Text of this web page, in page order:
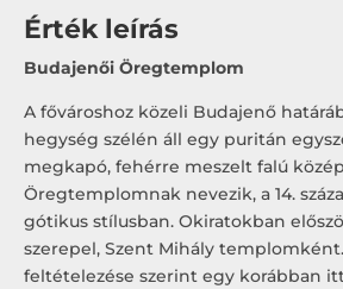
Érték leírás
Budajenői Öregtemplom
A fővároshoz közeli Budajenő
hegység szélén áll egy puritán
megkapó, fehérre meszelt falú
Öregtemplomnak nevezik, a 14.
gótikus stílusban. Okiratokban
szerepel, Szent Mihály
feltételezése szerint egy korábban